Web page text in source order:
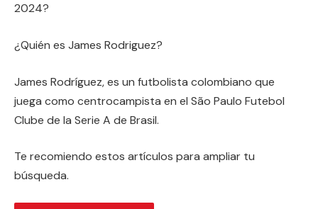
2024?
¿Quién es James Rodriguez?
James Rodríguez, es un futbolista colombiano que
juega como centrocampista en el São Paulo Futebol
Clube de la Serie A de Brasil.
Te recomiendo estos artículos para ampliar tu
búsqueda.